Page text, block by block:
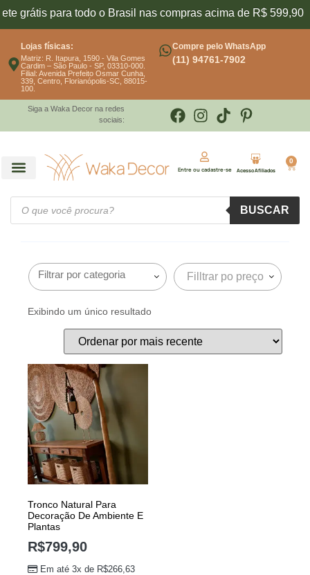
grátis para todo o Brasil nas compras acima de R$ 599,90
Lojas físicas:
Matriz: R. Itapura, 1590 - Vila Gomes
Cardim – São Paulo - SP, 03310-000.
Filial: Avenida Prefeito Osmar Cunha,
339, Centro, Florianópolis-SC, 88015-
100.
Compre pelo WhatsApp
(11) 94761-7902
Siga a Waka Decor na redes
sociais:
Entre ou cadastre-se Acesso Afiliados
0
BUSCAR
Filltrar po preço
Exibindo um único resultado
Tronco Natural Para
Decoração De Ambiente E
Plantas
R$799,90
Em até 3x de R$266,63